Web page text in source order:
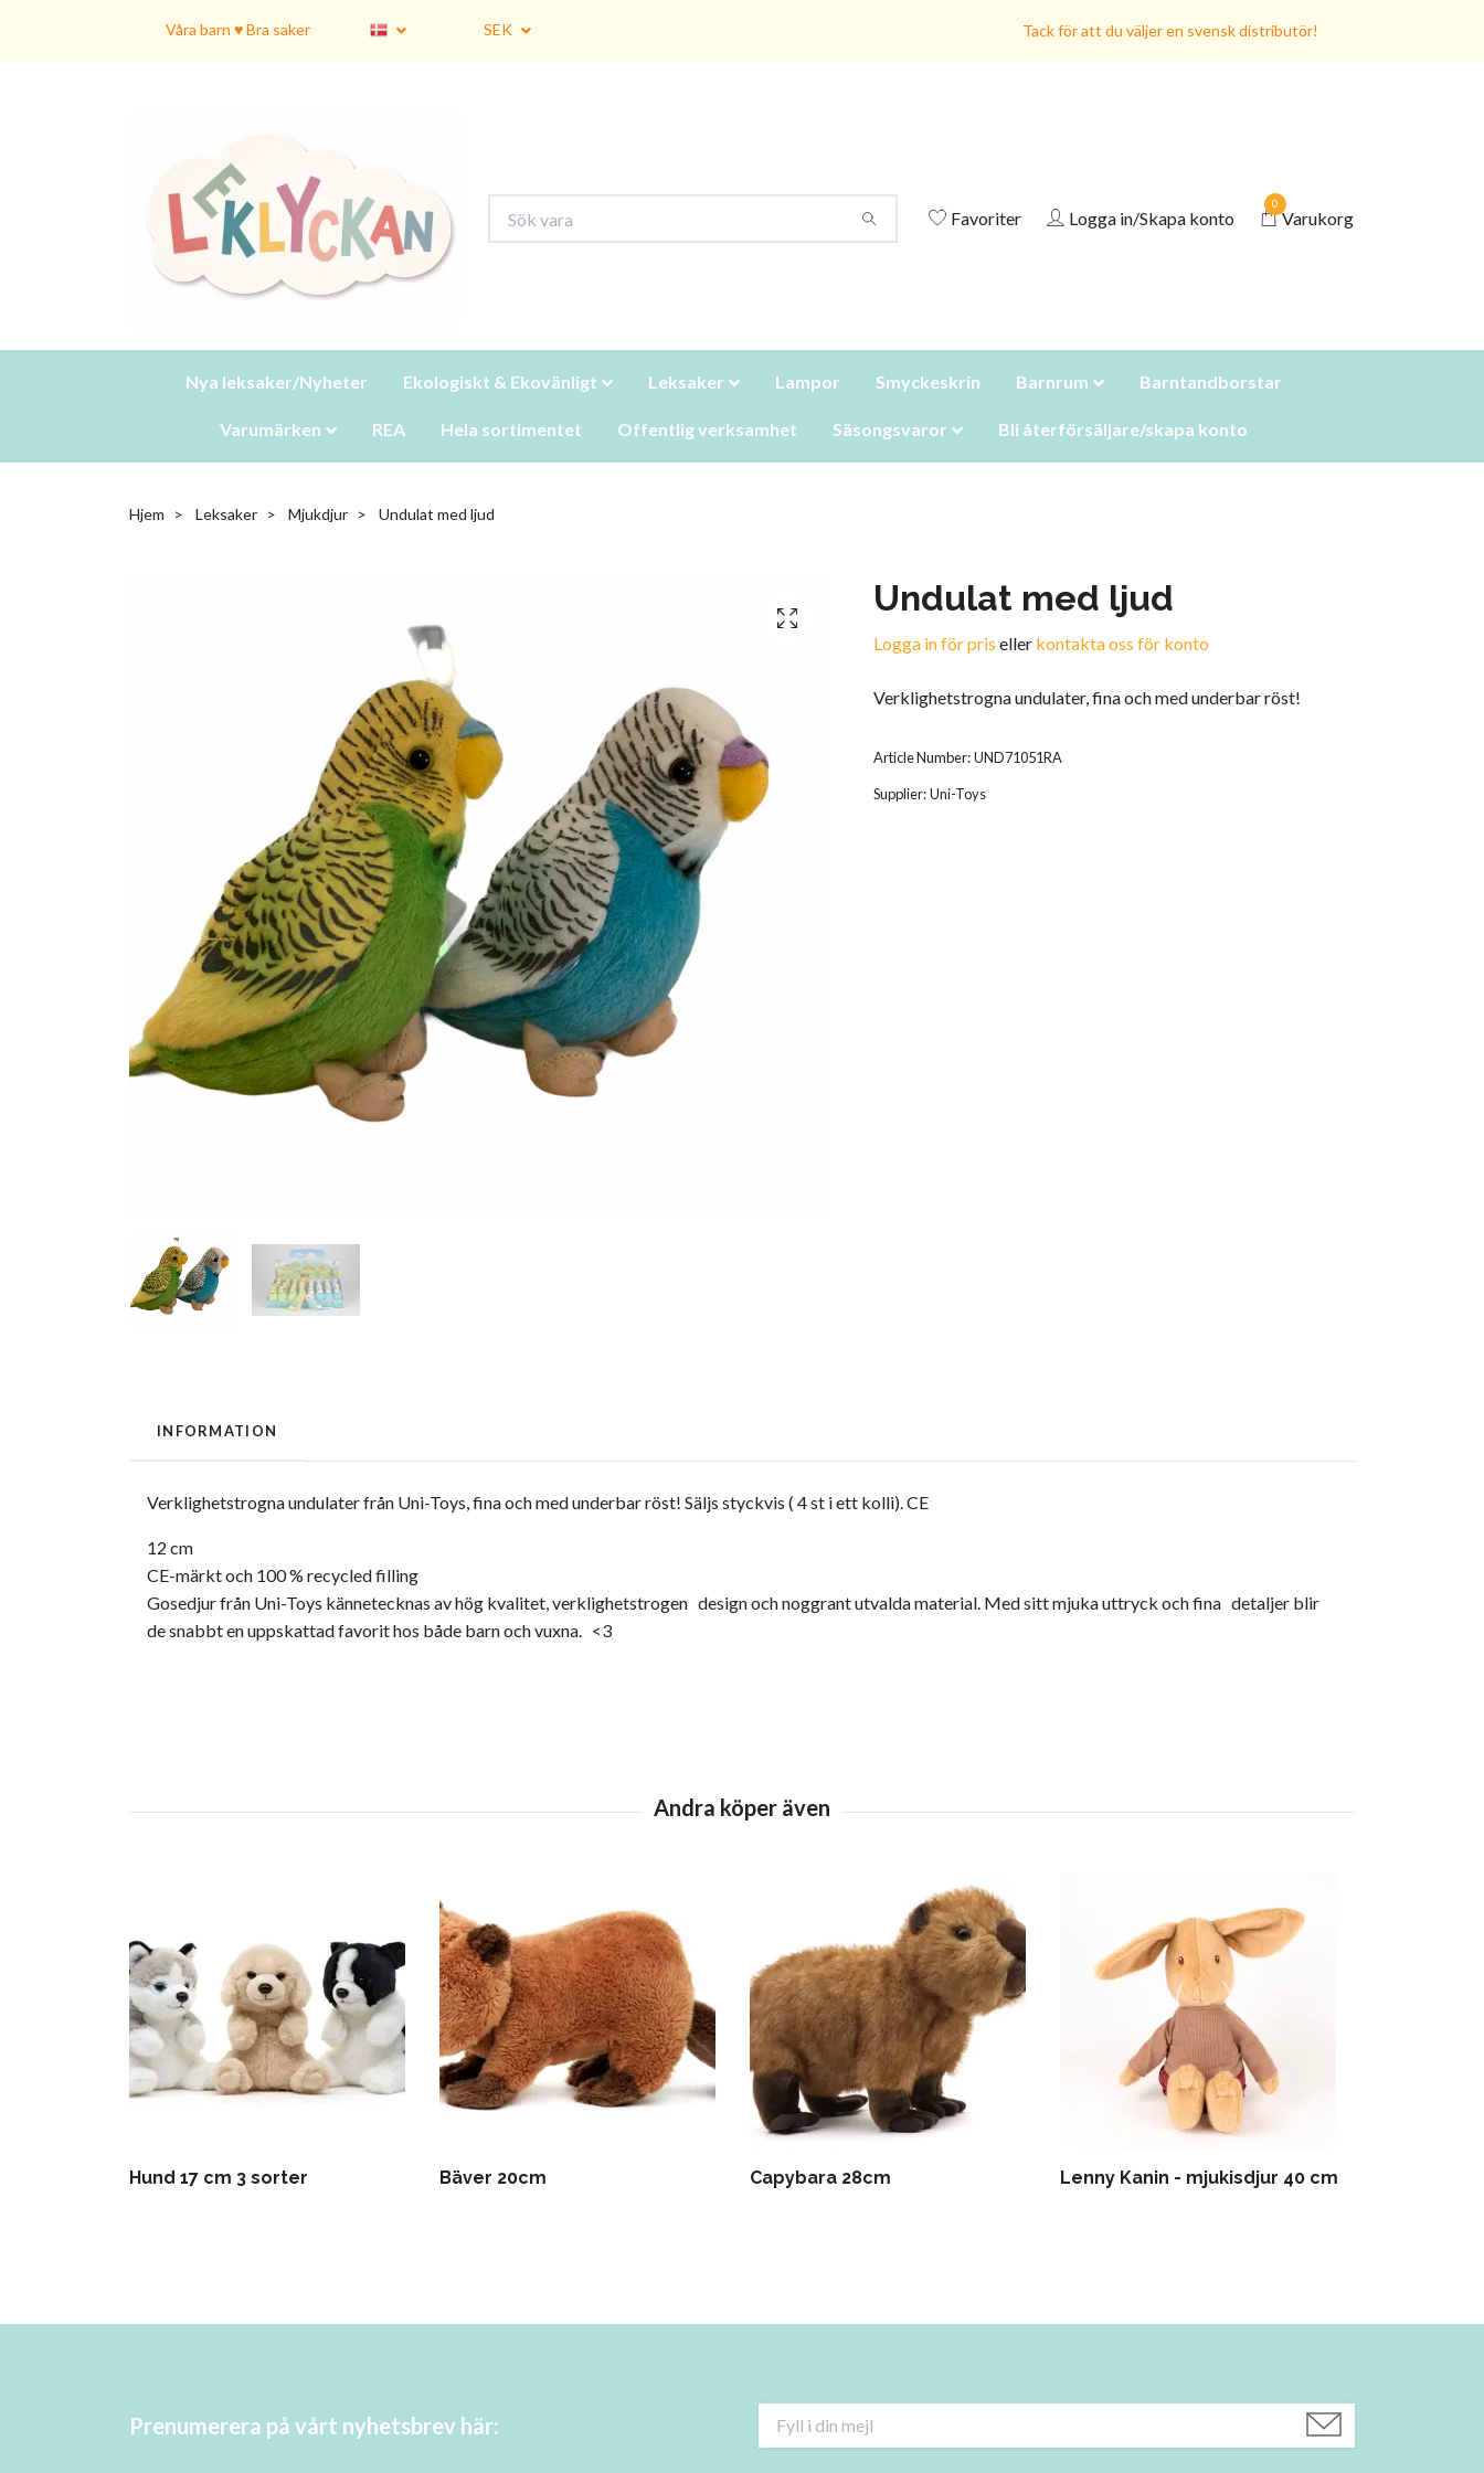
Våra barn ♥ Bra saker SEK Tack för att du väljer en svensk distributör!
Favoriter Logga in/Skapa konto
0
Varukorg
Nya leksaker/Nyheter Ekologiskt & Ekovänligt Leksaker Lampor Smyckeskrin Barnrum Barntandborstar
Varumärken REA Hela sortimentet Offentlig verksamhet Säsongsvaror Bli återförsäljare/skapa konto
Hjem Leksaker Mjukdjur Undulat med ljud
Undulat med ljud
Logga in för pris eller kontakta oss för konto
Verklighetstrogna undulater, fina och med underbar röst!
Article Number:UND71051RA
Supplier:Uni-Toys
INFORMATION
Verklighetstrogna undulater från Uni-Toys, fina och med underbar röst! Säljs styckvis ( 4 st i ett kolli). CE
12 cm
CE-märkt och 100 % recycled filling
Gosedjur från Uni-Toys kännetecknas av hög kvalitet, verklighetstrogen design och noggrant utvalda material. Med sitt mjuka uttryck och fina detaljer blir
de snabbt en uppskattad favorit hos både barn och vuxna. <3
Hund 17 cm 3 sorter Bäver 20cm Capybara 28cm Lenny Kanin - mjukisdjur 40 cm
Prenumerera på vårt nyhetsbrev här: